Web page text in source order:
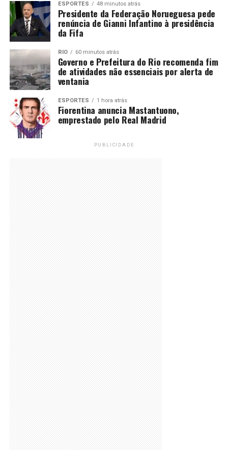
ESPORTES 48 minutos atrás
Presidente da Federação Norueguesa pede
renúncia de Gianni Infantino à presidência
da Fifa
RIO 60 minutos atrás
Governo e Prefeitura do Rio recomenda fim
de atividades não essenciais por alerta de
ventania
ESPORTES 1 hora atrás
Fiorentina anuncia Mastantuono,
emprestado pelo Real Madrid
PUBLICIDADE